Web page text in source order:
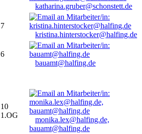
katharina.gruber@schonstett.de
7
kristina.hinterstocker@halfing.de
6
bauamt@halfing.de
10
1.OG
monika.lex@halfing.de,
bauamt@halfing.de